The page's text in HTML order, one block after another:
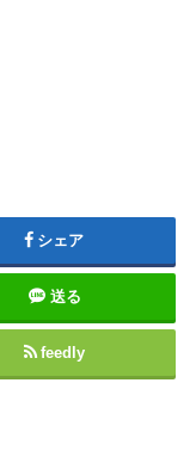
シェア
送る
feedly